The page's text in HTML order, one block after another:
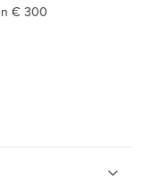
€ 300